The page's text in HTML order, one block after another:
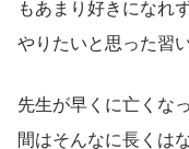
もあまり好きになれ
やりたいと思った習
先生が早くに亡くな
間はそんなに長くは